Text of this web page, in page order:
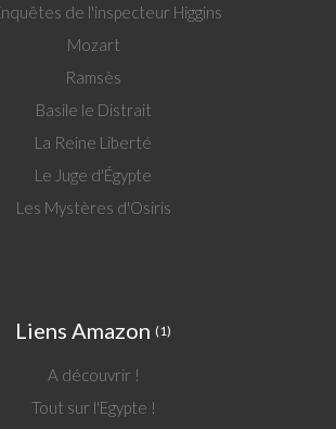
de l'inspecteur Higgins
Mozart
Ramsès
Basile le Distrait
La Reine Liberté
Le Juge d'Égypte
Les Mystères d'Osiris
Liens Amazon (1)
A découvrir !
Tout sur l'Egypte !